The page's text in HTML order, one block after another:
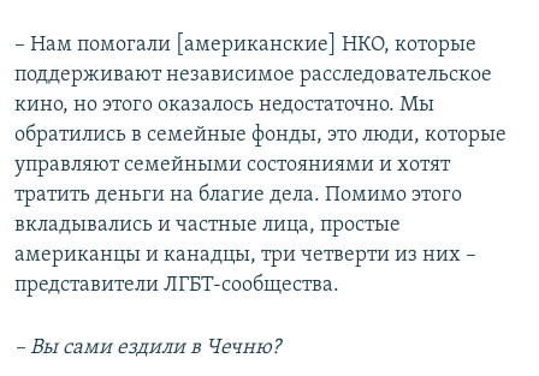
– Нам помогали [американские] НКО, которые
поддерживают независимое расследовательское
кино, но этого оказалось недостаточно. Мы
обратились в семейные фонды, это люди, которые
управляют семейными состояниями и хотят
тратить деньги на благие дела. Помимо этого
вкладывались и частные лица, простые
американцы и канадцы, три четверти из них –
представители ЛГБТ-сообщества.
– Вы сами ездили в Чечню?